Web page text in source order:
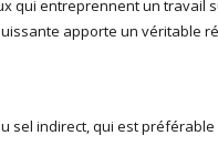
qui entreprennent un
apporte un véritable
sel indirect, qui est